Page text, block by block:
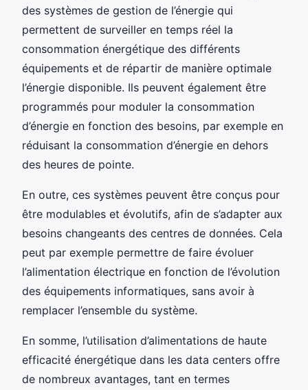
des systèmes de gestion de l’énergie qui
permettent de surveiller en temps réel la
consommation énergétique des différents
équipements et de répartir de manière optimale
l’énergie disponible. Ils peuvent également être
programmés pour moduler la consommation
d’énergie en fonction des besoins, par exemple en
réduisant la consommation d’énergie en dehors
des heures de pointe.
En outre, ces systèmes peuvent être conçus pour
être modulables et évolutifs, afin de s’adapter aux
besoins changeants des centres de données. Cela
peut par exemple permettre de faire évoluer
l’alimentation électrique en fonction de l’évolution
des équipements informatiques, sans avoir à
remplacer l’ensemble du système.
En somme, l’utilisation d’alimentations de haute
efficacité énergétique dans les data centers offre
de nombreux avantages, tant en termes